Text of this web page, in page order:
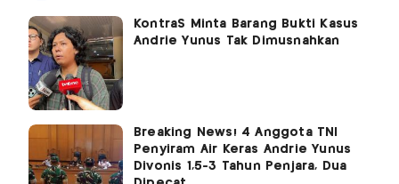
KontraS Minta Barang Bukti Kasus
Andrie Yunus Tak Dimusnahkan
Breaking News! 4 Anggota TNI
Penyiram Air Keras Andrie Yunus
Divonis 1,5-3 Tahun Penjara, Dua